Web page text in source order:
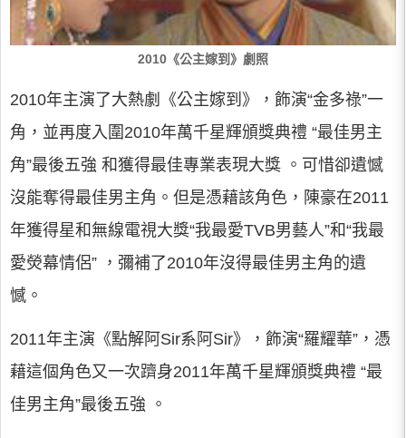
2010《公主嫁到》劇照
2010年主演了大熱劇《公主嫁到》，飾演“金多祿”一
角，並再度入圍2010年萬千星輝頒獎典禮 “最佳男主
角”最後五強 和獲得最佳專業表現大獎 。可惜卻遺憾
沒能奪得最佳男主角。但是憑藉該角色，陳豪在2011
年獲得星和無線電視大獎“我最愛TVB男藝人”和“我最
愛熒幕情侶” ，彌補了2010年沒得最佳男主角的遺
憾。
2011年主演《點解阿Sir系阿Sir》，飾演“羅耀華”，憑
藉這個角色又一次躋身2011年萬千星輝頒獎典禮 “最
佳男主角”最後五強 。